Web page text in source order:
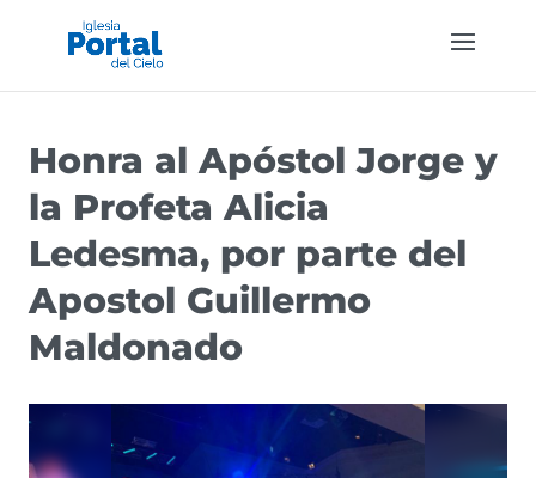
Honra al Apóstol Jorge y
la Profeta Alicia
Ledesma, por parte del
Apostol Guillermo
Maldonado